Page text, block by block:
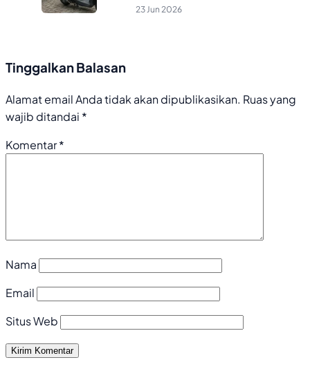
23 Jun 2026
Tinggalkan Balasan
Alamat email Anda tidak akan dipublikasikan. Ruas yang
wajib ditandai *
Komentar*
Nama
Email
Situs Web